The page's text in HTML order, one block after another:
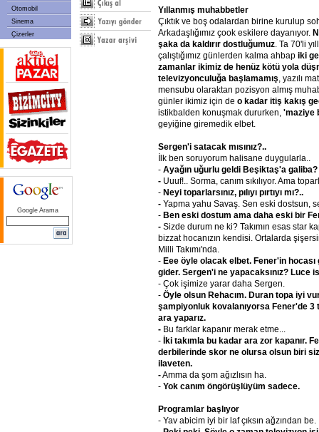
Otomobil
Sinema
Çizerler
Google Arama
Yıllanmış muhabbetler
Çıktık ve boş odalardan birine kurulup
Arkadaşlığımız çook eskilere dayanıyor.
şaka da kaldırır dostluğumuz . Ta 70'li
çalıştığımız günlerden kalma ahbap iki
zamanlar ikimiz de henüz kötü yola
televizyonculuğa başlamamış , yazılı
mensubu olaraktan pozisyon almış
günler ikimiz için de o kadar itiş kakış
istikbalden konuşmak dururken, 'maziye
geyiğine giremedik elbet.
Sergen'i satacak mısınız?..
İlk ben soruyorum halisane duygularla..
- Ayağın uğurlu geldi Beşiktaş'a galiba?
- Uuuf!.. Sorma, canım sıkılıyor. Ama
- Neyi toparlarsınız, pılıyı pırtıyı mı?..
- Yapma yahu Savaş. Sen eski dostsun,
- Ben eski dostum ama daha eski bir
- Sizde durum ne ki? Takımın esas star
bizzat hocanızın kendisi. Ortalarda
Milli Takımı'nda.
- Eee öyle olacak elbet. Fener'in
gider. Sergen'i ne yapacaksınız? Luce
- Çok işimize yarar daha Sergen.
- Öyle olsun Rehacım. Duran topa iyi
şampiyonluk kovalanıyorsa Fener'de 3
ara yaparız.
- Bu farklar kapanır merak etme...
- İki takımla bu kadar ara zor kapanır.
derbilerinde skor ne olursa olsun biri
ilaveten.
-Amma da şom ağızlısın ha.
- Yok canım öngörüşlüyüm sadece.
Programlar başlıyor
- Yav abicim iyi bir laf çıksın ağzından be.